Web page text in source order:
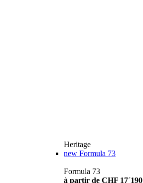
Heritage
new Formula 73
Formula 73
à partir de CHF 17´190